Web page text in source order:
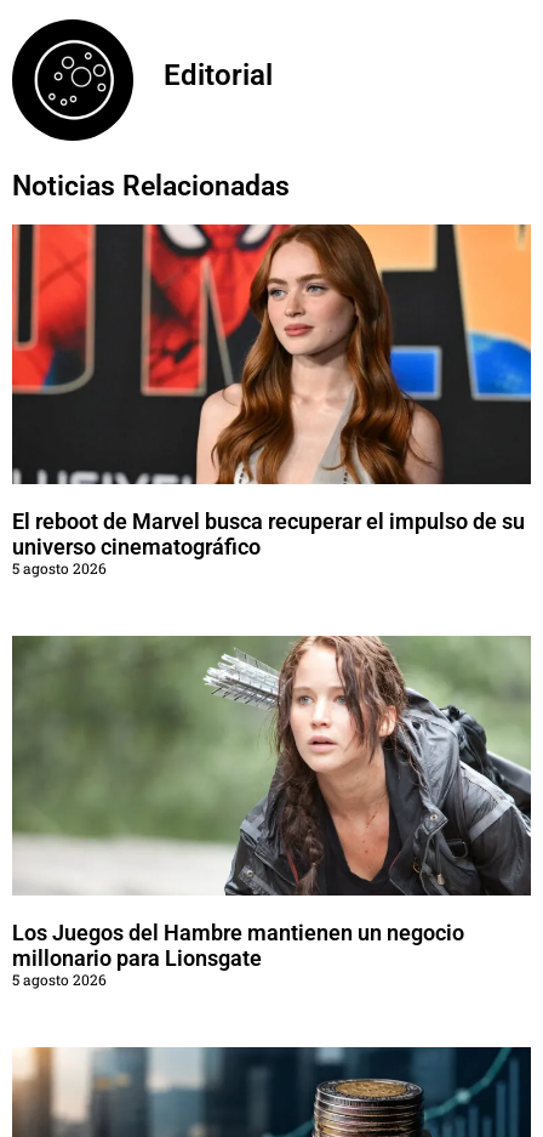
Editorial
Noticias Relacionadas
El reboot de Marvel busca recuperar el impulso de su
universo cinematográfico
5 agosto 2026
Los Juegos del Hambre mantienen un negocio
millonario para Lionsgate
5 agosto 2026